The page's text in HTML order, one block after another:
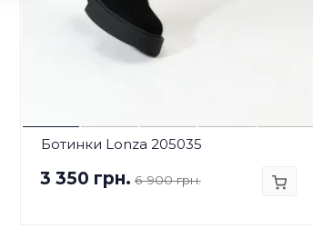
Ботинки Lonza 205035
3 350 грн. 6 900 грн.